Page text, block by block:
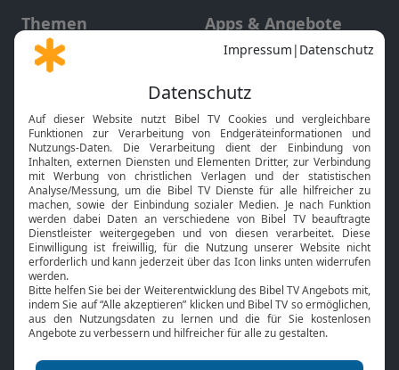
Themen
Gott und Bibel erklärt
Neuigkeiten
Apps & Angebote
Mobile App
Smart TV
HbbTV
Bibelthek Online-Bibel
Nächster Gottesdienst
Bibel TV
Über uns
Jobs
Mediadaten
Service
Kontakt
TV-Empfang